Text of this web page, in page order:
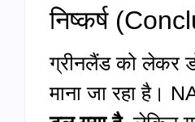
निष्कर्ष
ग्रीनलैंड को लेकर
माना जा रहा है।